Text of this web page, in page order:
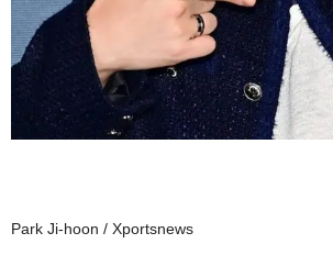
Park Ji-hoon / Xportsnews